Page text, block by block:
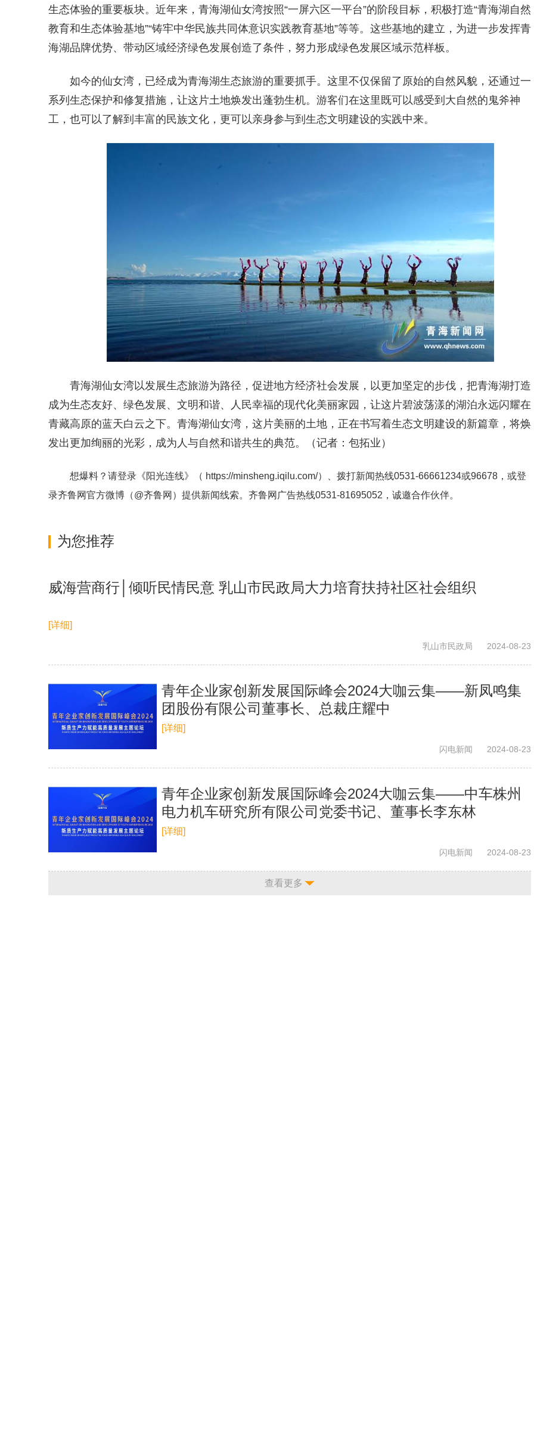
生态体验的重要板块。近年来，青海湖仙女湾按照“一屏六区一平台”的阶段目标，积极打造“青海湖自然
教育和生态体验基地”“铸牢中华民族共同体意识实践教育基地”等等。这些基地的建立，为进一步发挥青
海湖品牌优势、带动区域经济绿色发展创造了条件，努力形成绿色发展区域示范样板。
如今的仙女湾，已经成为青海湖生态旅游的重要抓手。这里不仅保留了原始的自然风貌，还通过一
系列生态保护和修复措施，让这片土地焕发出蓬勃生机。游客们在这里既可以感受到大自然的鬼斧神
工，也可以了解到丰富的民族文化，更可以亲身参与到生态文明建设的实践中来。
青海湖仙女湾以发展生态旅游为路径，促进地方经济社会发展，以更加坚定的步伐，把青海湖打造
成为生态友好、绿色发展、文明和谐、人民幸福的现代化美丽家园，让这片碧波荡漾的湖泊永远闪耀在
青藏高原的蓝天白云之下。青海湖仙女湾，这片美丽的土地，正在书写着生态文明建设的新篇章，将焕
发出更加绚丽的光彩，成为人与自然和谐共生的典范。（记者：包拓业）
想爆料？请登录《阳光连线》（ https://minsheng.iqilu.com/）、拨打新闻热线0531-66661234或96678，或登
录齐鲁网官方微博（@齐鲁网 ）提供新闻线索。齐鲁网广告热线0531-81695052 ，诚邀合作伙伴。
为您推荐
威海营商行│倾听民情民意 乳山市民政局大力培育扶持社区社会组织
[详细]
乳山市民政局 2024-08-23
青年企业家创新发展国际峰会2024大咖云集——新凤鸣集
团股份有限公司董事长、总裁庄耀中
[详细]
闪电新闻 2024-08-23
青年企业家创新发展国际峰会2024大咖云集——中车株州
电力机车研究所有限公司党委书记、董事长李东林
[详细]
闪电新闻 2024-08-23
查看更多